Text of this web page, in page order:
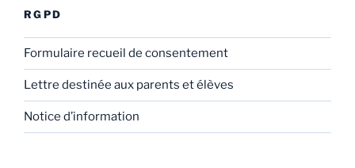
RGPD
Formulaire recueil de consentement
Lettre destinée aux parents et élèves
Notice d’information